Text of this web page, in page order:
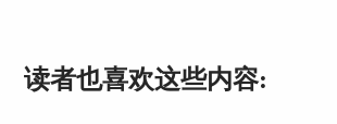
读者也喜欢这些内容: